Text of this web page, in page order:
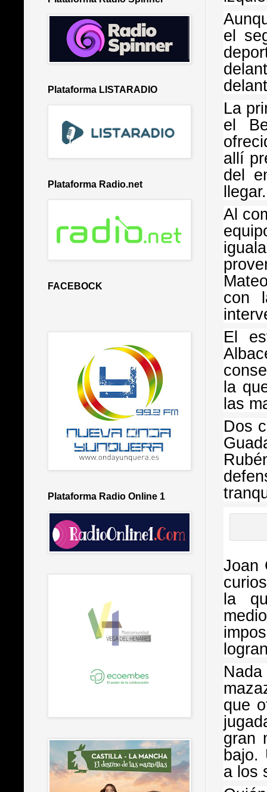
el
La
el
allí
del
llegar.
Al
con
El
la
las
Dos
Joan
la
que
gran
bajo.
a los
Plataforma LISTARADIO
Plataforma Radio.net
FACEBOCK
Plataforma Radio Online 1